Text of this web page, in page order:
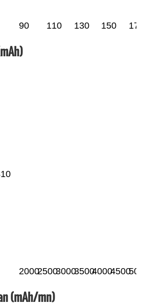
90 110 130 150
200025003000350040004500
(mAh/mn)